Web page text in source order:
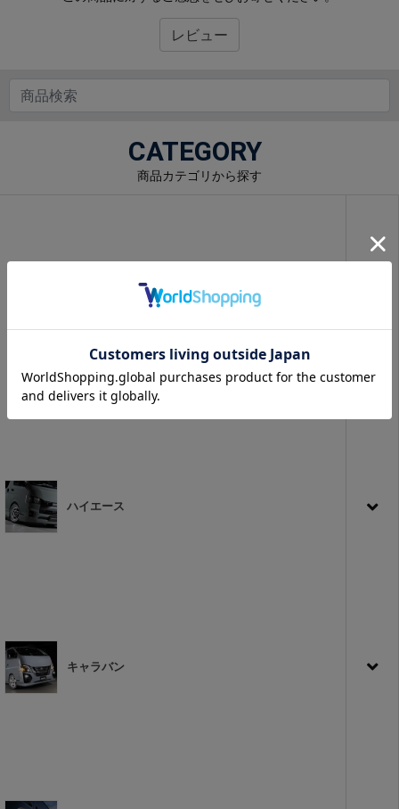
レビュー
CATEGORY
商品カテゴリから探す
ハイエース
キャラバン